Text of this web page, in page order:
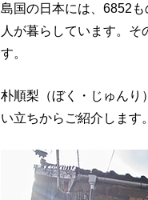
島国の日本には、6852
人が暮らしています。そ
す。
朴順梨（ぼく・じゅんり
い立ちからご紹介します。